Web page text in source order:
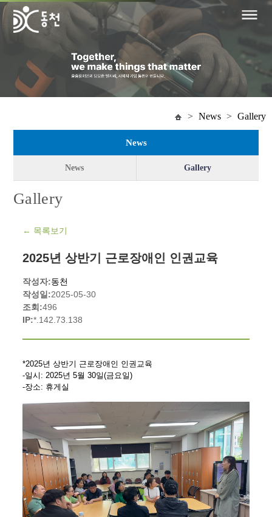
> News > Gallery
News
News Gallery
Gallery
← 목록보기
2025년 상반기 근로장애인 인권교육
작성자:동천
작성일:2025-05-30
조회:496
IP:*.142.73.138
*2025년 상반기 근로장애인 인권교육
-일시: 2025년 5월 30일(금요일)
-장소: 휴게실